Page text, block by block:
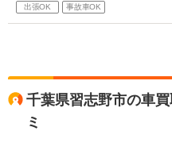
出張OK 事故車OK
千葉県習志野市の車
ミ